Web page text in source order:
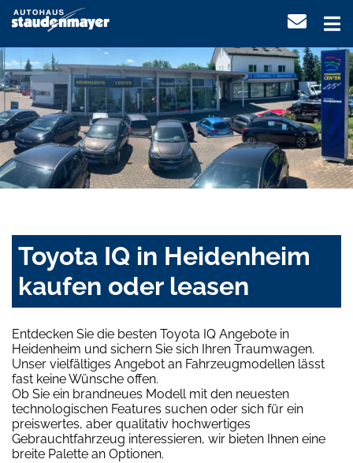
Toyota IQ in Heidenheim
kaufen oder leasen
Entdecken Sie die besten Toyota IQ Angebote in
Heidenheim und sichern Sie sich Ihren Traumwagen.
Unser vielfältiges Angebot an Fahrzeugmodellen lässt
fast keine Wünsche offen.
Ob Sie ein brandneues Modell mit den neuesten
technologischen Features suchen oder sich für ein
preiswertes, aber qualitativ hochwertiges
Gebrauchtfahrzeug interessieren, wir bieten Ihnen eine
breite Palette an Optionen.